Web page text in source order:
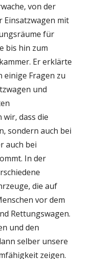
von der
Einsatzwagen mit
für
bis hin zum
Er erklärte
einige Fragen zu
und
dass die
sondern auch bei
auch bei
In der
die auf
vor dem
Rettungswagen.
und den
selber unsere
zeigen.